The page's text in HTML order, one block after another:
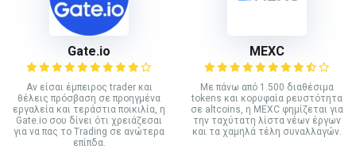
Gate.io
Αν είσαι έμπειρος trader και
θέλεις πρόσβαση σε προηγμένα
εργαλεία και τεράστια ποικιλία, η
Gate.io σου δίνει ότι χρειάζεσαι
για να πας το Trading σε ανώτερα
επίπδα.
MEXC
Με πάνω από 1.500 διαθέσιμα
tokens και κορυφαία ρευστότητα
σε altcoins, η MEXC φημίζεται για
την ταχύτατη λίστα νέων έργων
και τα χαμηλά τέλη συναλλαγών.